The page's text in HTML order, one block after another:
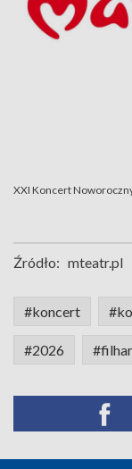
XXI Koncert
Źródło: mteatr.pl
#koncert
#2026